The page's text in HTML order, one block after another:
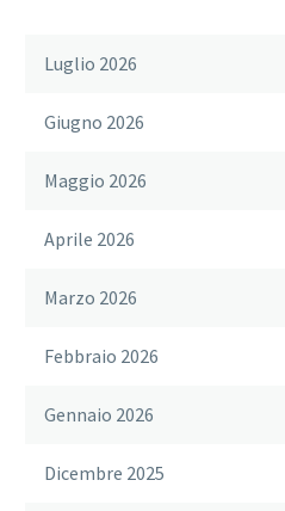
Luglio 2026
Giugno 2026
Maggio 2026
Aprile 2026
Marzo 2026
Febbraio 2026
Gennaio 2026
Dicembre 2025